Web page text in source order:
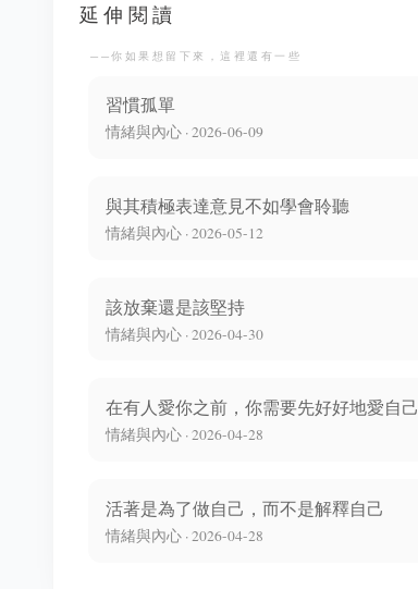
延伸閱讀
──你如果想留下來，這裡還有一些
習慣孤單
情緒與內心 · 2026-06-09
與其積極表達意見不如學會聆聽
情緒與內心 · 2026-05-12
該放棄還是該堅持
情緒與內心 · 2026-04-30
在有人愛你之前，你需要先好好地愛自己
情緒與內心 · 2026-04-28
活著是為了做自己，而不是解釋自己
情緒與內心 · 2026-04-28